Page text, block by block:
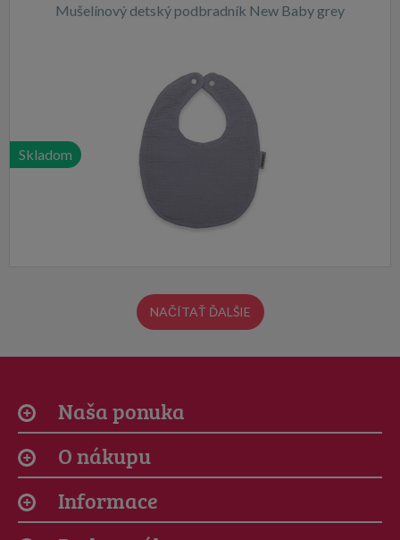
Mušelínový detský podbradník New Baby grey
Skladom
NAČÍTAŤ ĎALŠIE
Naša ponuka
O nákupu
Informace